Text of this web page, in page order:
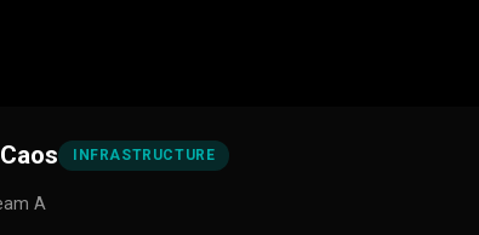
INFRASTRUCTURE
A